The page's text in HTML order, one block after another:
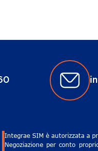
Integrae SIM è autorizzata a
Negoziazione per conto